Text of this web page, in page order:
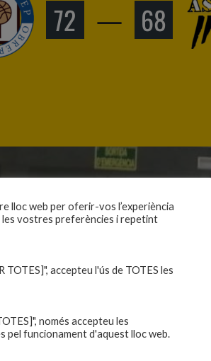
72 — 68
Actualitat
Documentació
lloc web per oferir-vos l’experiència
vostres preferències i repetint
TOTES]", accepteu l'ús de TOTES les
només accepteu les
pel funcionament d'aquest lloc web.